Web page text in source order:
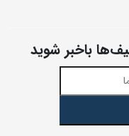
با‌خبر شوید